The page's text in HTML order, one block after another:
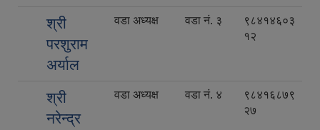
श्री
परशुराम
अर्याल
वडा अध्यक्ष वडा नं. ३
९८४१४६०३
१२
श्री
नरेन्द्र
वडा अध्यक्ष वडा नं. ४
९८४१६८७९
२७